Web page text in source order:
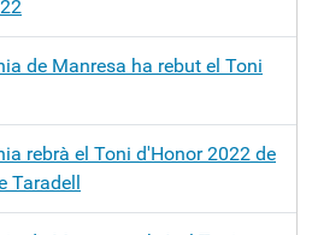
de Manresa ha rebut el Toni
rebrà el Toni d'Honor 2022 de
Taradell